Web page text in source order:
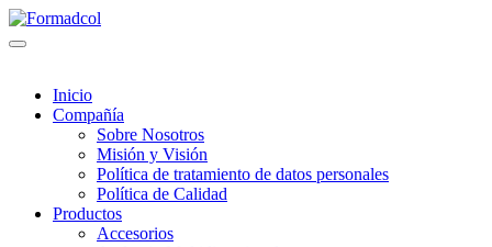
Inicio
Compañía
Sobre Nosotros
Misión y Visión
Política de tratamiento de datos personales
Política de Calidad
Productos
Accesorios